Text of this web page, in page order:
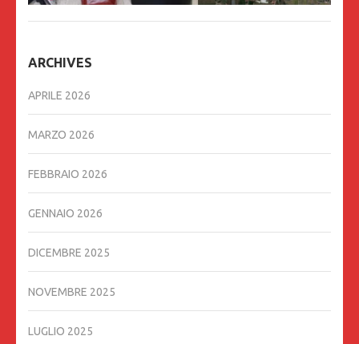
ARCHIVES
APRILE 2026
MARZO 2026
FEBBRAIO 2026
GENNAIO 2026
DICEMBRE 2025
NOVEMBRE 2025
LUGLIO 2025